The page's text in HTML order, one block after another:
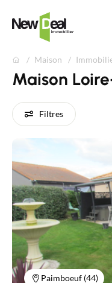
Maison
Maison
Filtres
Paimboeuf (44)